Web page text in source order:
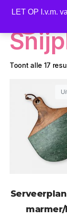
LET OP I.v.m.
Toont alle 17